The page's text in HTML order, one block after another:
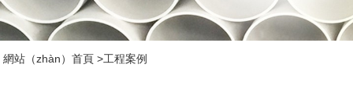
網站（zhàn）首頁 >工程案例